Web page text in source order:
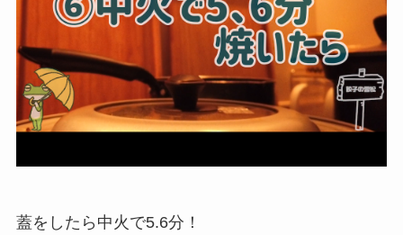
蓋をしたら中火で5.6分！